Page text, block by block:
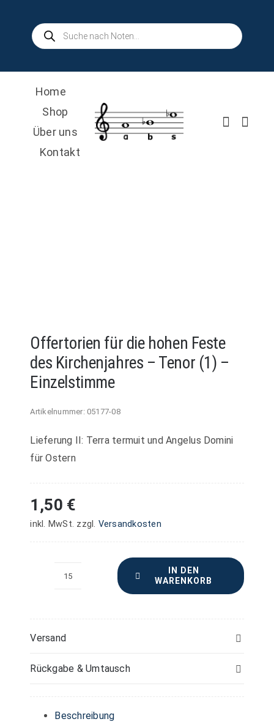
content
Products
search
Home
Shop
Über uns
Kontakt
Offertorien für die hohen Feste
des Kirchenjahres – Tenor (1) –
Einzelstimme
Artikelnummer: 05177-08
Lieferung II: Terra termuit und Angelus Domini
für Ostern
1,50 €
inkl. MwSt. zzgl. Versandkosten
Offertorien
des
IN DEN
WARENKORB
Versand
Rückgabe & Umtausch
Beschreibung